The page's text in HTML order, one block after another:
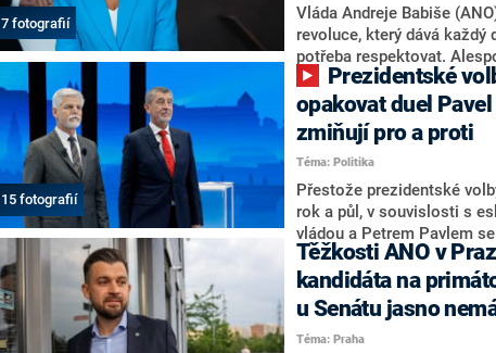
o případné kandidatuře
značně pochybuje. Podle
nemá osobu, která by
7 fotografií
Vláda Andreje Babiše
revoluce, který dává každý
potřeba respektovat.
ministryně spravedlnosti
rozhovoru pro CNN Prima
ohledně politického
Tejce (za ANO) či vládní
práva Taťány Malé (ANO).
adresu vlády prý byla ještě
vrátila k volební porážce
hnutí Naše Česko Martina
15 fotografií
opakovat duel
zmiňují pro a proti
Téma: Politika
Přestože prezidentské
rok a půl, v souvislosti s
vládou a Petrem Pavlem
tom, koho by do bitvy o
koalice. Někteří političtí
jméno premiéra Andreje
pravděpodobné, že se v
bude znovu opakovat
Těžkosti ANO v
kandidáta na
u Senátu jasno
Téma: Praha